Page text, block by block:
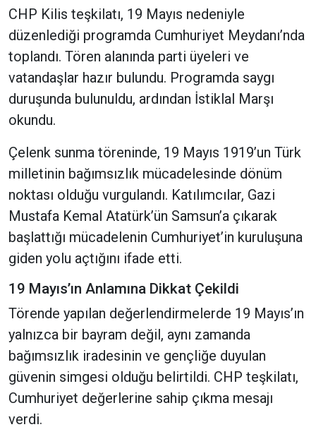
CHP Kilis teşkilatı, 19 Mayıs nedeniyle
düzenlediği programda Cumhuriyet Meydanı’nda
toplandı. Tören alanında parti üyeleri ve
vatandaşlar hazır bulundu. Programda saygı
duruşunda bulunuldu, ardından İstiklal Marşı
okundu.
Çelenk sunma töreninde, 19 Mayıs 1919’un Türk
milletinin bağımsızlık mücadelesinde dönüm
noktası olduğu vurgulandı. Katılımcılar, Gazi
Mustafa Kemal Atatürk’ün Samsun’a çıkarak
başlattığı mücadelenin Cumhuriyet’in kuruluşuna
giden yolu açtığını ifade etti.
19 Mayıs’ın Anlamına Dikkat Çekildi
Törende yapılan değerlendirmelerde 19 Mayıs’ın
yalnızca bir bayram değil, aynı zamanda
bağımsızlık iradesinin ve gençliğe duyulan
güvenin simgesi olduğu belirtildi. CHP teşkilatı,
Cumhuriyet değerlerine sahip çıkma mesajı
verdi.